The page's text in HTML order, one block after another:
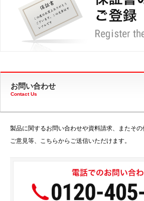
お問い合わせ
Contact Us
製品に関するお問い合わせや資料請求、またそ
ご意見等、こちらからご送信いただけます。